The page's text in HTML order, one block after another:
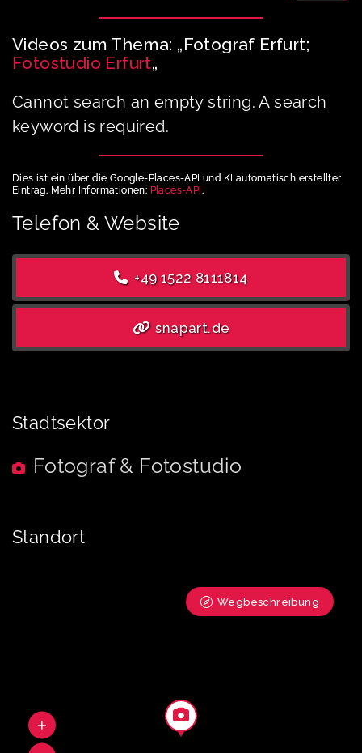
Videos zum Thema: „Fotograf Erfurt;
Fotostudio Erfurt„
Cannot search an empty string. A search
keyword is required.
Dies ist ein über die Google-Places-API und KI automatisch erstellter
Eintrag. Mehr Informationen: Places-API .
Telefon & Website
+49 1522 8111814
snapart.de
Stadtsektor
Fotograf & Fotostudio
Standort
Wegbeschreibung